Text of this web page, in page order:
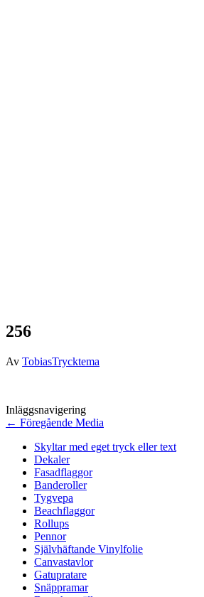
256
Av TobiasTrycktema
Inläggsnavigering
← Föregående Media
Skyltar med eget tryck eller text
Dekaler
Fasadflaggor
Banderoller
Tygvepa
Beachflaggor
Rollups
Pennor
Självhäftande Vinylfolie
Canvastavlor
Gatupratare
Snäppramar